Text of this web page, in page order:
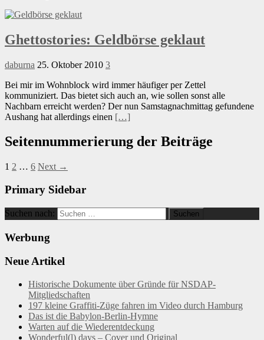
Ghettostories: Geldbörse geklaut
daburna 25. Oktober 2010 3
Bei mir im Wohnblock wird immer häufiger per Zettel
kommuniziert. Das bietet sich auch an, wie sollen sonst alle
Nachbarn erreicht werden? Der nun Samstagnachmittag gefundene
Aushang hat allerdings einen […]
Seitennummerierung der Beiträge
1 2 … 6 Next →
Primary Sidebar
Suchen nach:
Werbung
Neue Artikel
Historische Dokumente über Gründe für NSDAP-
Mitgliedschaften
197 kleine Graffiti-Züge fahren im Video durch Hamburg
Das ist die Babylon-Berlin-Hymne
Warten auf die Wiederentdeckung
Wonderful(l) days – Cover und Original